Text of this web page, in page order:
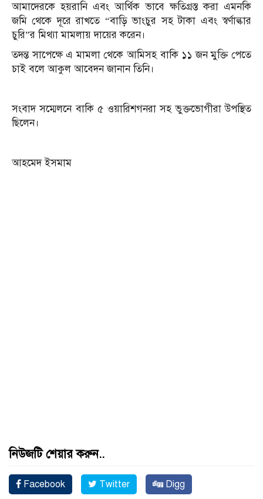
আমাদেরকে হয়রানি এবং আর্থিক ভাবে ক্ষতিগ্রস্ত করা এমনকি
জমি থেকে দূরে রাখতে “বাড়ি ভাংচুর সহ টাকা এবং স্বর্ণাল্কার
চুরি”র মিথ্যা মামলায় দায়ের করেন।
তদন্ত সাপেক্ষে এ মামলা থেকে আমিসহ বাকি ১১ জন মুক্তি পেতে
চাই বলে আকুল আবেদন জানান তিনি।
সংবাদ সম্মেলনে বাকি ৫ ওয়ারিশগনরা সহ ভুক্তভোগীরা উপস্থিত
ছিলেন।
আহমেদ ইসমাম
নিউজটি শেয়ার করুন..
Facebook Twitter Digg